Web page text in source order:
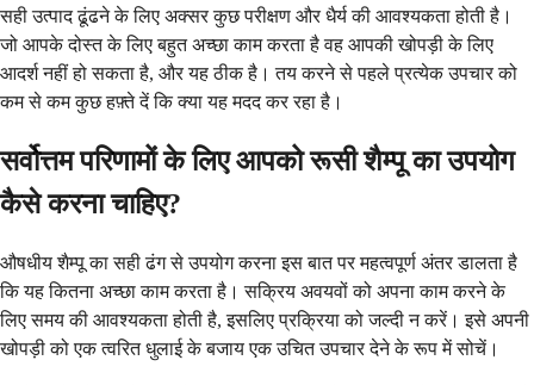
सही उत्पाद ढूंढने के लिए अक्सर कुछ परीक्षण और धैर्य की आवश्यकता होती है।
जो आपके दोस्त के लिए बहुत अच्छा काम करता है वह आपकी खोपड़ी के लिए
आदर्श नहीं हो सकता है, और यह ठीक है। तय करने से पहले प्रत्येक उपचार को
कम से कम कुछ हफ़्ते दें कि क्या यह मदद कर रहा है।
सर्वोत्तम परिणामों के लिए आपको रूसी शैम्पू का उपयोग
कैसे करना चाहिए?
औषधीय शैम्पू का सही ढंग से उपयोग करना इस बात पर महत्वपूर्ण अंतर डालता है
कि यह कितना अच्छा काम करता है। सक्रिय अवयवों को अपना काम करने के
लिए समय की आवश्यकता होती है, इसलिए प्रक्रिया को जल्दी न करें। इसे अपनी
खोपड़ी को एक त्वरित धुलाई के बजाय एक उचित उपचार देने के रूप में सोचें।